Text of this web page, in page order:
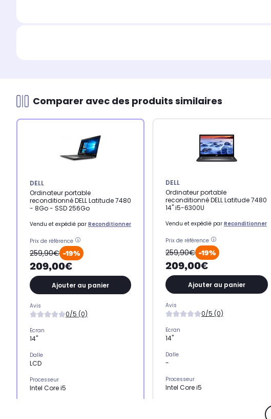
Comparer avec des produits similaires
DELL
Ordinateur portable
reconditionné DELL Latitude 7480
- 8Go - SSD 256Go
Vendu et expédié par Reconditionner
Prix de référence
259,90€ -19%
209,00€
Ajouter au panier
Avis
0/5 (0)
Ecran
14"
Dalle
LCD
Processeur
Intel Core i5
DELL
Ordinateur portable
reconditionné DELL Latitude 7480
14" i5-6300U
Vendu et expédié par Reconditionner
Prix de référence
259,90€ -19%
209,00€
Ajouter au panier
Avis
0/5 (0)
Ecran
14"
Dalle
-
Processeur
Intel Core i5